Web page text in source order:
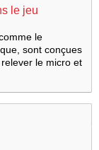
le jeu
le
sont conçues
le micro et